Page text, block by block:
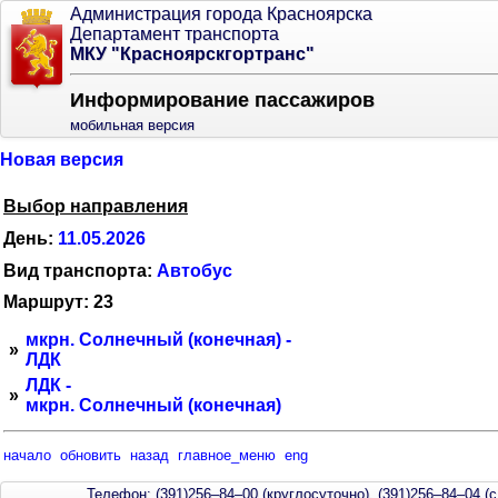
Администрация города Красноярска
Департамент транспорта
МКУ "Красноярскгортранс"
Информирование пассажиров
мобильная версия
Новая версия
Выбор направления
День: 11.05.2026
Вид транспорта: Автобус
Маршрут: 23
»
мкрн. Солнечный (конечная) -
ЛДК
»
ЛДК -
мкрн. Солнечный (конечная)
начало обновить назад главное_меню eng
Телефон: (391)256–84–00 (круглосуточно), (391)256–84–04